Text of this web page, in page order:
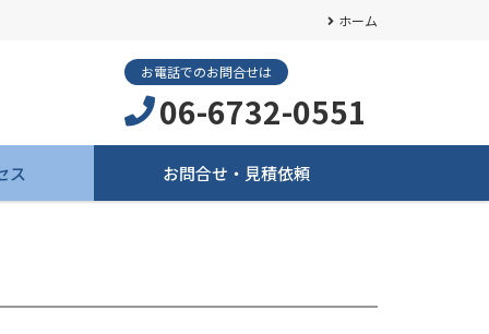
ホーム
お電話でのお問合せは
06-6732-0551
ス お問合せ・見積依頼